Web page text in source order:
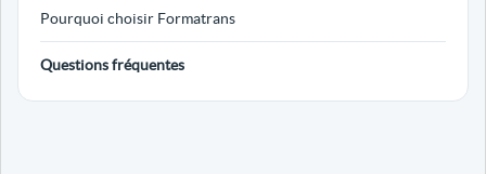
Pourquoi choisir Formatrans
Questions fréquentes